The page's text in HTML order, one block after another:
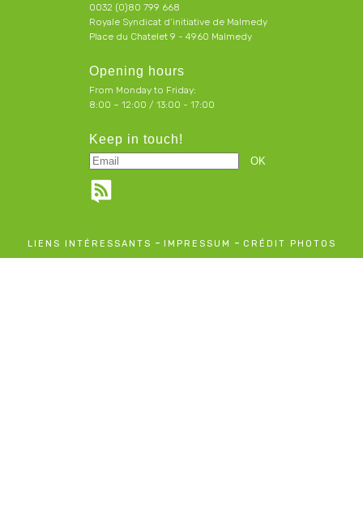
0032 (0)80 799 668
Royale Syndicat d’initiative de Malmedy
Place du Chatelet 9 - 4960 Malmedy
Opening hours
From Monday to Friday:
8:00 – 12:00 / 13:00 - 17:00
Keep in touch!
LIENS INTÉRESSANTS - IMPRESSUM - CRÉDIT PHOTOS